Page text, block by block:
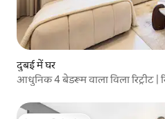
दुबई में घर
आधुनिक 4 बेडरूम वाला विला रिट्रीट |